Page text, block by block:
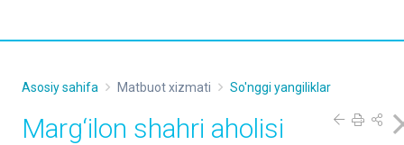
Asosiy sahifa Matbuot xizmati So'nggi yangiliklar
Marg‘ilon shahri aholisi